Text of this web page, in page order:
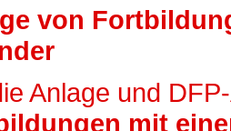
von
Anlage und
mit